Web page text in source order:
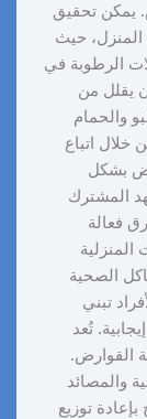
يمكن تحقيق
حيث
الرطوبة في
يقلل من
والحمام
خلال اتباع
بشكل
المشترك
فعالة
الصحية
تبني
تُعد
القوارض.
والمصائد
بإعادة توزيع